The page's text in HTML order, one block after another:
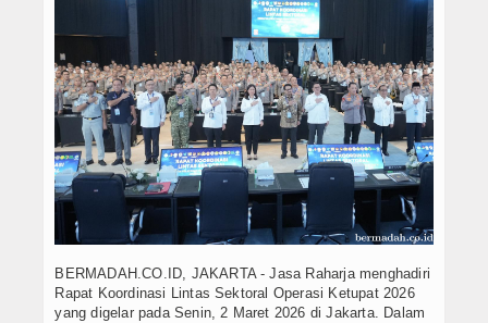
Berita Foto
Budaya & Pariwisata
Ekbis
Olahraga
BERMADAH.CO.ID, JAKARTA - Jasa Raharja menghadiri
Rapat Koordinasi Lintas Sektoral Operasi Ketupat 2026
yang digelar pada Senin, 2 Maret 2026 di Jakarta. Dalam